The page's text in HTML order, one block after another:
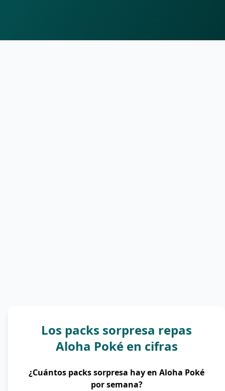
Los packs sorpresa repas
Aloha Poké en cifras
¿Cuántos packs sorpresa hay en Aloha Poké
por semana?